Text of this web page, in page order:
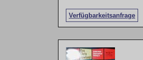
Verfügbarkeitsanfrage